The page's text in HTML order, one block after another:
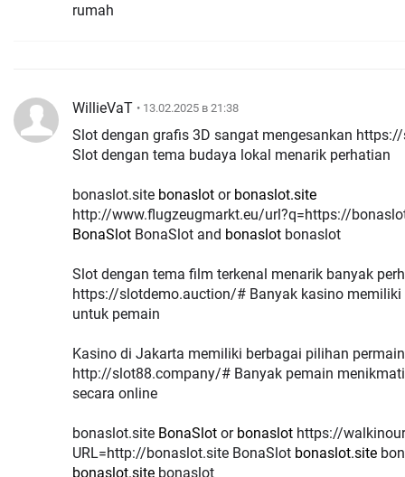
rumah
WillieVaT • 13.02.2025 в 21:38
Slot dengan grafis 3D sangat mengesankan
Slot dengan tema budaya lokal menarik perhatian
bonaslot.site bonaslot or bonaslot.site
http://www.flugzeugmarkt.eu/url?q=https://
BonaSlot BonaSlot and bonaslot bonaslot
Slot dengan tema film terkenal menarik banyak
https://slotdemo.auction/# Banyak kasino
untuk pemain
Kasino di Jakarta memiliki berbagai pilihan
http://slot88.company/# Banyak pemain
secara online
bonaslot.site BonaSlot or bonaslot
URL=http://bonaslot.site BonaSlot bonaslot.site
bonaslot.site bonaslot